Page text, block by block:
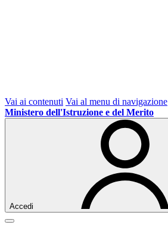
Vai ai contenuti Vai al menu di navigazione
Ministero dell'Istruzione e del Merito
Accedi